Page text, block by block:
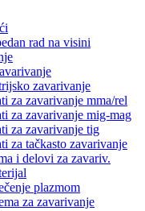
rad na visini
zavarivanje
za zavarivanje mma/rel
za zavarivanje mig-mag
za zavarivanje tig
za tačkasto zavarivanje
i delovi za zavariv.
plazmom
za zavarivanje